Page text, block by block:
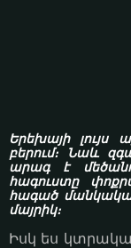
Երեխայի լույս
բերում։ Նաև
արագ է
հագուստը
հագած
մայրիկ։
Իսկ ես